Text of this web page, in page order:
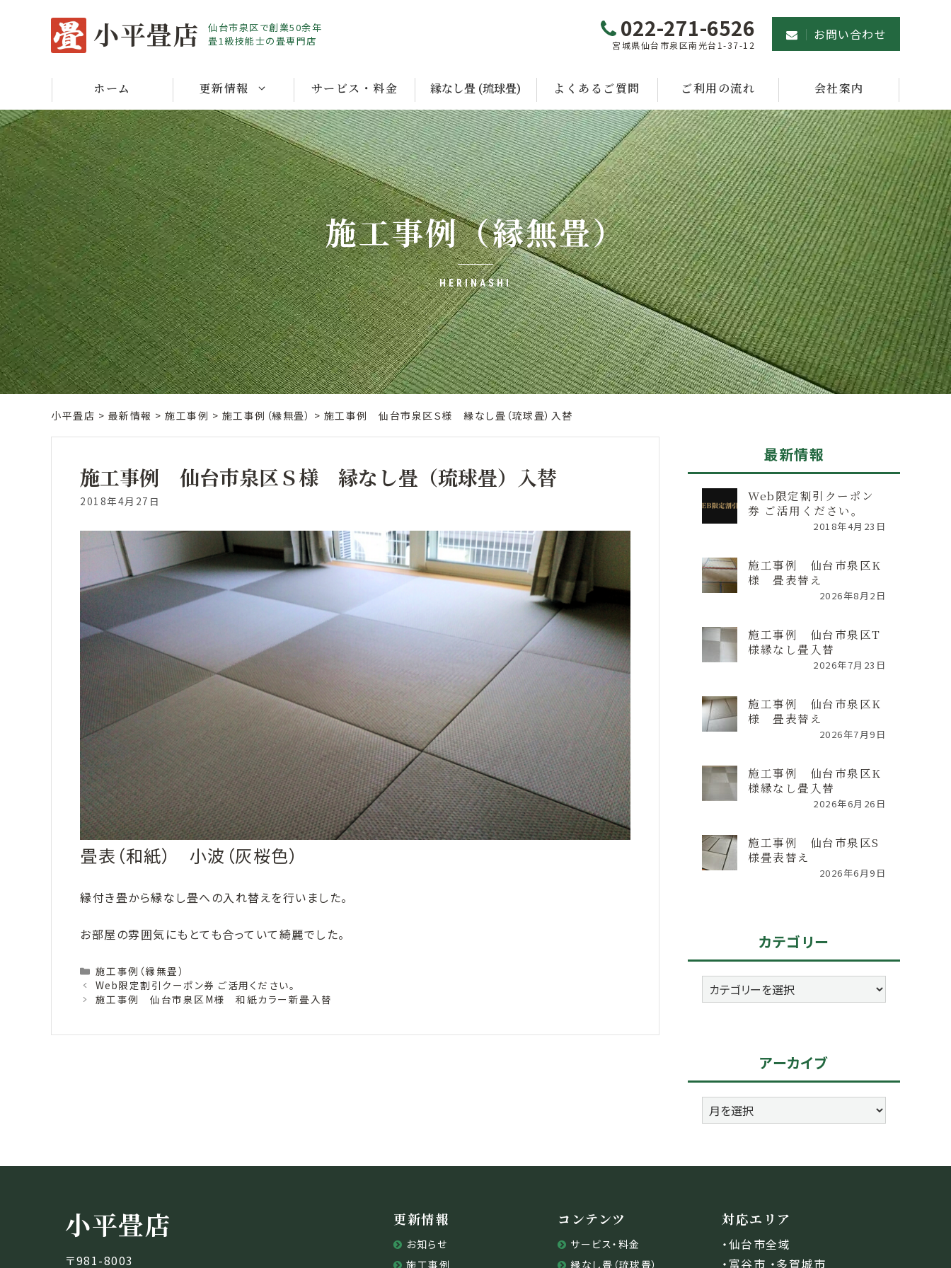
小平畳店
仙台市泉区で創業50余年
畳1級技能士の畳専門店
022-271-6526
宮城県仙台市泉区南光台1-37-12
お問い合わせ
ホーム 更新情報 サービス・料金 縁なし畳 (琉球畳) よくあるご質問 ご利用の流れ 会社案内
施工事例（縁無畳）
HERINASHI
小平畳店 > 最新情報 > 施工事例 > 施工事例（縁無畳） > 施工事例 仙台市泉区Ｓ様 縁なし畳（琉球畳）入替
施工事例 仙台市泉区Ｓ様 縁なし畳（琉球畳）入替
2018年4月27日
畳表（和紙） 小波（灰桜色）
縁付き畳から縁なし畳への入れ替えを行いました。
お部屋の雰囲気にもとても合っていて綺麗でした。
Categories
施工事例（縁無畳）
Web限定割引クーポン券 ご活用ください。
施工事例 仙台市泉区M様 和紙カラー新畳入替
最新情報
Web限定割引クーポン
券 ご活用ください。
2018年4月23日
施工事例 仙台市泉区K
様 畳表替え
2026年8月2日
施工事例 仙台市泉区T
様縁なし畳入替
2026年7月23日
施工事例 仙台市泉区K
様 畳表替え
2026年7月9日
施工事例 仙台市泉区K
様縁なし畳入替
2026年6月26日
施工事例 仙台市泉区S
様畳表替え
2026年6月9日
カテゴリー
カ
テ
アーカイブ
ア
ー
イ
小平畳店
〒981-8003
更新情報
お知らせ
施工事例
コンテンツ
サービス・料金
縁なし畳（琉球畳）
対応エリア
・仙台市全域
・富谷市 ・多賀城市